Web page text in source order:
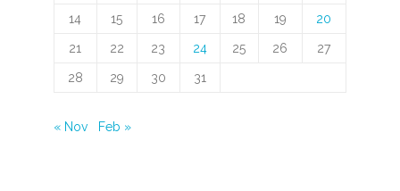
14 15 16 17 18 19 20
21 22 23 24 25 26 27
28 29 30 31
« Nov Feb »